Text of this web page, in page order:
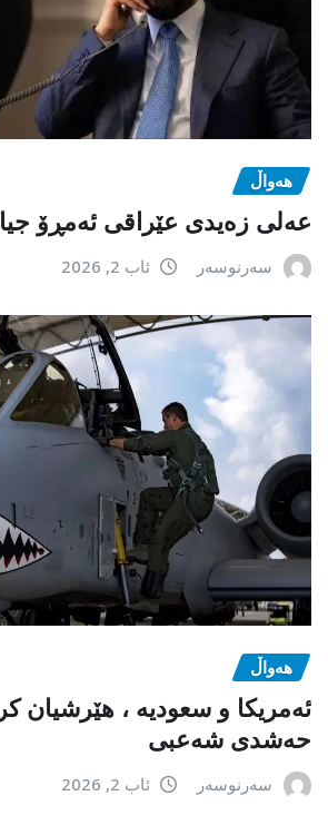
هەواڵ
عەلی زەیدی عێراقی ئەمڕۆ
سەرنوسەر ئاب 2, 2026
هەواڵ
ئەمریکا و سعودیە ، هێرشیان
حەشدی شەعبی
سەرنوسەر ئاب 2, 2026